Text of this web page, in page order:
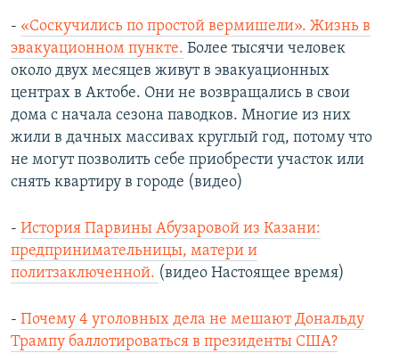
- «Соскучились по простой вермишели». Жизнь в
эвакуационном пункте. Более тысячи человек
около двух месяцев живут в эвакуационных
центрах в Актобе. Они не возвращались в свои
дома с начала сезона паводков. Многие из них
жили в дачных массивах круглый год, потому что
не могут позволить себе приобрести участок или
снять квартиру в городе (видео)
- История Парвины Абузаровой из Казани:
предпринимательницы, матери и
политзаключенной. (видео Настоящее время)
- Почему 4 уголовных дела не мешают Дональду
Трампу баллотироваться в президенты США?